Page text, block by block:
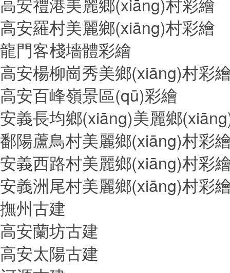
高安羅村美麗鄉(xiāng)村彩繪
龍門客棧墻體彩繪
高安楊柳崗秀美鄉(xiāng)村彩
高安百峰嶺景區(qū)彩繪
安義長均鄉(xiāng)美麗鄉
鄱陽蘆鳥村美麗鄉(xiāng)村彩
安義西路村美麗鄉(xiāng)村彩
安義洲尾村美麗鄉(xiāng)村彩
撫州古建
高安蘭坊古建
高安太陽古建